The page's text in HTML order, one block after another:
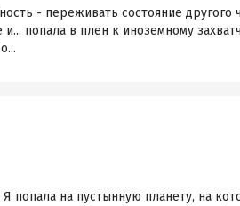
- переживать состояние другого
попала в плен к иноземному
попала на пустынную планету, на